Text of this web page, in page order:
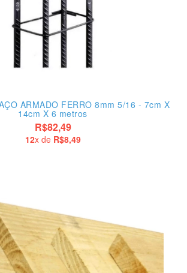
ARMADO FERRO 8mm 5/16 - 7cm X
14cm X 6 metros
R$82,49
12x de R$8,49